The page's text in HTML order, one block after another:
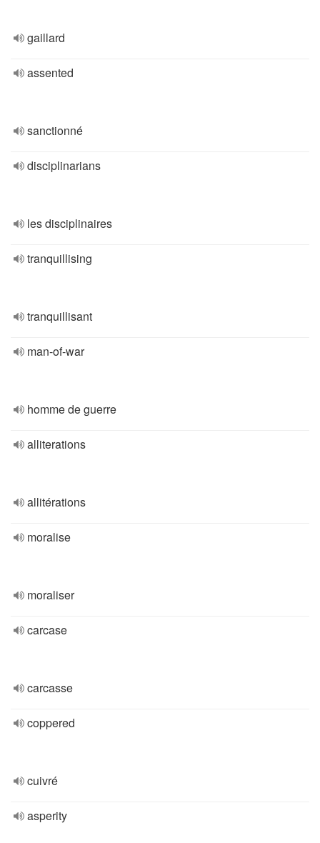
gaillard
assented
sanctionné
disciplinarians
les disciplinaires
tranquillising
tranquillisant
man-of-war
homme de guerre
alliterations
allitérations
moralise
moraliser
carcase
carcasse
coppered
cuivré
asperity